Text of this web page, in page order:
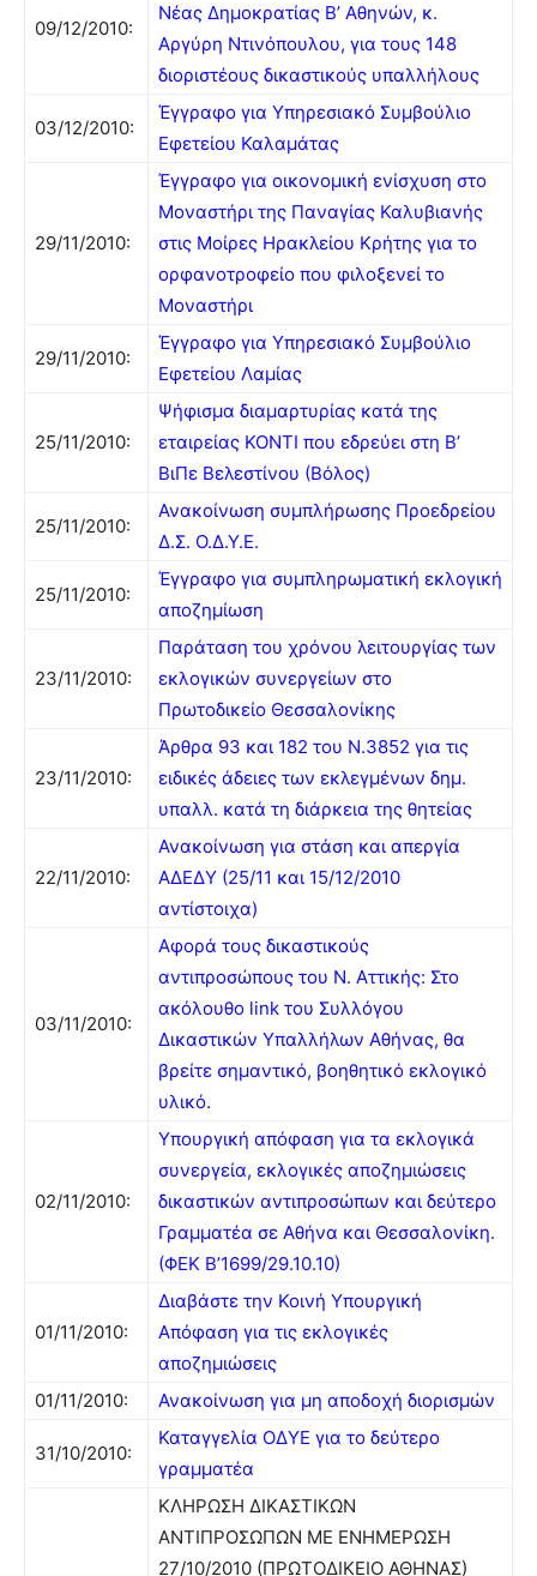
09/12/2010:
Νέας Δημοκρατίας Β’ Αθηνών, κ.
Αργύρη Ντινόπουλου, για τους 148
διοριστέους δικαστικούς υπαλλήλους
03/12/2010:
Έγγραφο για Υπηρεσιακό Συμβούλιο
Εφετείου Καλαμάτας
29/11/2010:
Έγγραφο για οικονομική ενίσχυση στο
Μοναστήρι της Παναγίας Καλυβιανής
στις Μοίρες Ηρακλείου Κρήτης για το
ορφανοτροφείο που φιλοξενεί το
Μοναστήρι
29/11/2010:
Έγγραφο για Υπηρεσιακό Συμβούλιο
Εφετείου Λαμίας
25/11/2010:
Ψήφισμα διαμαρτυρίας κατά της
εταιρείας ΚΟΝΤΙ που εδρεύει στη Β’
ΒιΠε Βελεστίνου (Βόλος)
25/11/2010:
Ανακοίνωση συμπλήρωσης Προεδρείου
Δ.Σ. Ο.Δ.Υ.Ε.
25/11/2010:
Έγγραφο για συμπληρωματική εκλογική
αποζημίωση
23/11/2010:
Παράταση του χρόνου λειτουργίας των
εκλογικών συνεργείων στο
Πρωτοδικείο Θεσσαλονίκης
23/11/2010:
Άρθρα 93 και 182 του Ν.3852 για τις
ειδικές άδειες των εκλεγμένων δημ.
υπαλλ. κατά τη διάρκεια της θητείας
22/11/2010:
Ανακοίνωση για στάση και απεργία
ΑΔΕΔΥ (25/11 και 15/12/2010
αντίστοιχα)
03/11/2010:
Αφορά τους δικαστικούς
αντιπροσώπους του Ν. Αττικής: Στο
ακόλουθο link του Συλλόγου
Δικαστικών Υπαλλήλων Αθήνας, θα
βρείτε σημαντικό, βοηθητικό εκλογικό
υλικό.
02/11/2010:
Υπουργική απόφαση για τα εκλογικά
συνεργεία, εκλογικές αποζημιώσεις
δικαστικών αντιπροσώπων και δεύτερο
Γραμματέα σε Αθήνα και Θεσσαλονίκη.
(ΦΕΚ Β’1699/29.10.10)
01/11/2010:
Διαβάστε την Κοινή Υπουργική
Απόφαση για τις εκλογικές
αποζημιώσεις
01/11/2010:
Ανακοίνωση για μη αποδοχή διορισμών
31/10/2010:
Καταγγελία ΟΔΥΕ για το δεύτερο
γραμματέα
ΚΛΗΡΩΣΗ ΔΙΚΑΣΤΙΚΩΝ
ΑΝΤΙΠΡΟΣΩΠΩΝ ΜΕ ΕΝΗΜΕΡΩΣΗ
27/10/2010 (ΠΡΩΤΟΔΙΚΕΙΟ ΑΘΗΝΑΣ)